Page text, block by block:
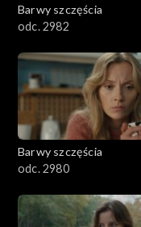
Barwy szczęścia
odc. 2982
Barwy szczęścia
odc. 2980